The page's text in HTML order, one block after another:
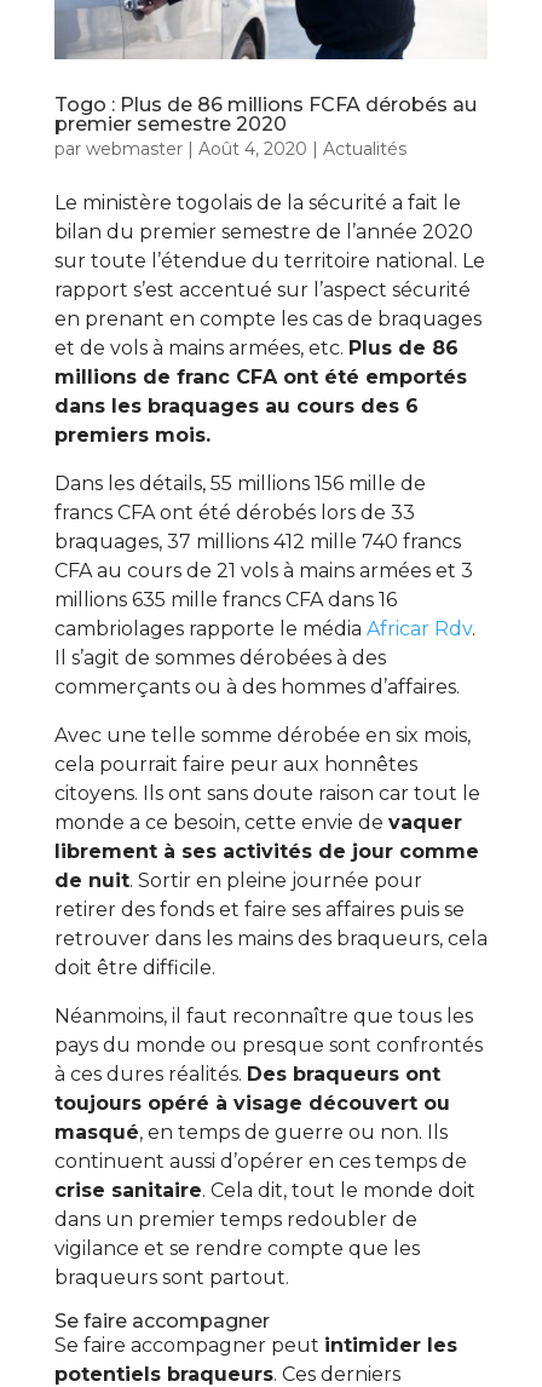
Togo : Plus de 86 millions FCFA dérobés au
premier semestre 2020
par webmaster| Août 4, 2020 | Actualités
Le ministère togolais de la sécurité a fait le
bilan du premier semestre de l’année 2020
sur toute l’étendue du territoire national. Le
rapport s’est accentué sur l’aspect sécurité
en prenant en compte les cas de braquages
et de vols à mains armées, etc. Plus de 86
millions de franc CFA ont été emportés
dans les braquages au cours des 6
premiers mois.
Dans les détails, 55 millions 156 mille de
francs CFA ont été dérobés lors de 33
braquages, 37 millions 412 mille 740 francs
CFA au cours de 21 vols à mains armées et 3
millions 635 mille francs CFA dans 16
cambriolages rapporte le média Africar Rdv.
Il s’agit de sommes dérobées à des
commerçants ou à des hommes d’affaires.
Avec une telle somme dérobée en six mois,
cela pourrait faire peur aux honnêtes
citoyens. Ils ont sans doute raison car tout le
monde a ce besoin, cette envie de vaquer
librement à ses activités de jour comme
de nuit. Sortir en pleine journée pour
retirer des fonds et faire ses affaires puis se
retrouver dans les mains des braqueurs, cela
doit être difficile.
Néanmoins, il faut reconnaître que tous les
pays du monde ou presque sont confrontés
à ces dures réalités. Des braqueurs ont
toujours opéré à visage découvert ou
masqué, en temps de guerre ou non. Ils
continuent aussi d’opérer en ces temps de
crise sanitaire. Cela dit, tout le monde doit
dans un premier temps redoubler de
vigilance et se rendre compte que les
braqueurs sont partout.
Se faire accompagner
Se faire accompagner peut intimider les
potentiels braqueurs. Ces derniers